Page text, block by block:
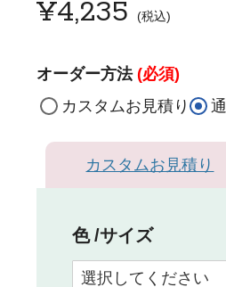
¥4,235 税込
オーダー方法 (必須)
カスタムお見積り
カスタムお見積り
色 サイズ